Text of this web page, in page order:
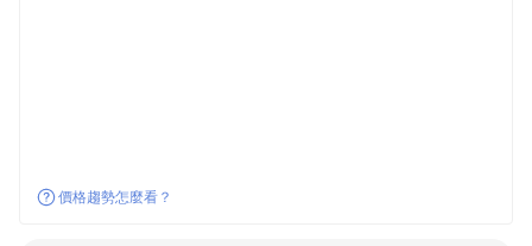
價格趨勢怎麼看？